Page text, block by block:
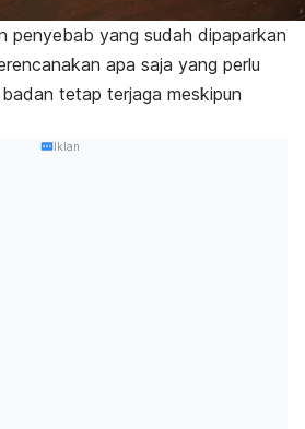
penyebab yang sudah dipaparkan
apa saja yang perlu
tetap terjaga meskipun
Iklan